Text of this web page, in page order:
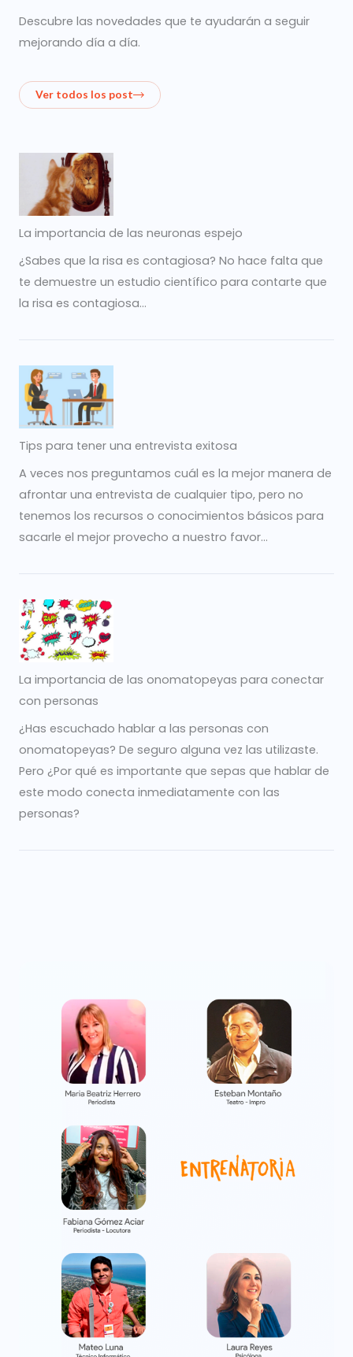
Descubre las novedades que te ayudarán a seguir
mejorando día a día.
Ver todos los post
La importancia de las neuronas espejo
¿Sabes que la risa es contagiosa? No hace falta que
te demuestre un estudio científico para contarte que
la risa es contagiosa…
Tips para tener una entrevista exitosa
A veces nos preguntamos cuál es la mejor manera de
afrontar una entrevista de cualquier tipo, pero no
tenemos los recursos o conocimientos básicos para
sacarle el mejor provecho a nuestro favor...
La importancia de las onomatopeyas para conectar
con personas
¿Has escuchado hablar a las personas con
onomatopeyas? De seguro alguna vez las utilizaste.
Pero ¿Por qué es importante que sepas que hablar de
este modo conecta inmediatamente con las
personas?